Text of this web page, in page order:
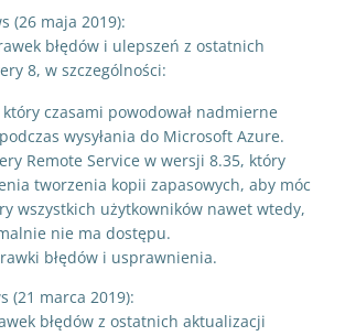
(26 maja 2019):
błędów i ulepszeń z ostatnich
8, w szczególności:
czasami powodował nadmierne
wysyłania do Microsoft Azure.
Remote Service w wersji 8.35, który
tworzenia kopii zapasowych, aby móc
wszystkich użytkowników nawet wtedy,
nie ma dostępu.
błędów i usprawnienia.
(21 marca 2019):
błędów z ostatnich aktualizacji